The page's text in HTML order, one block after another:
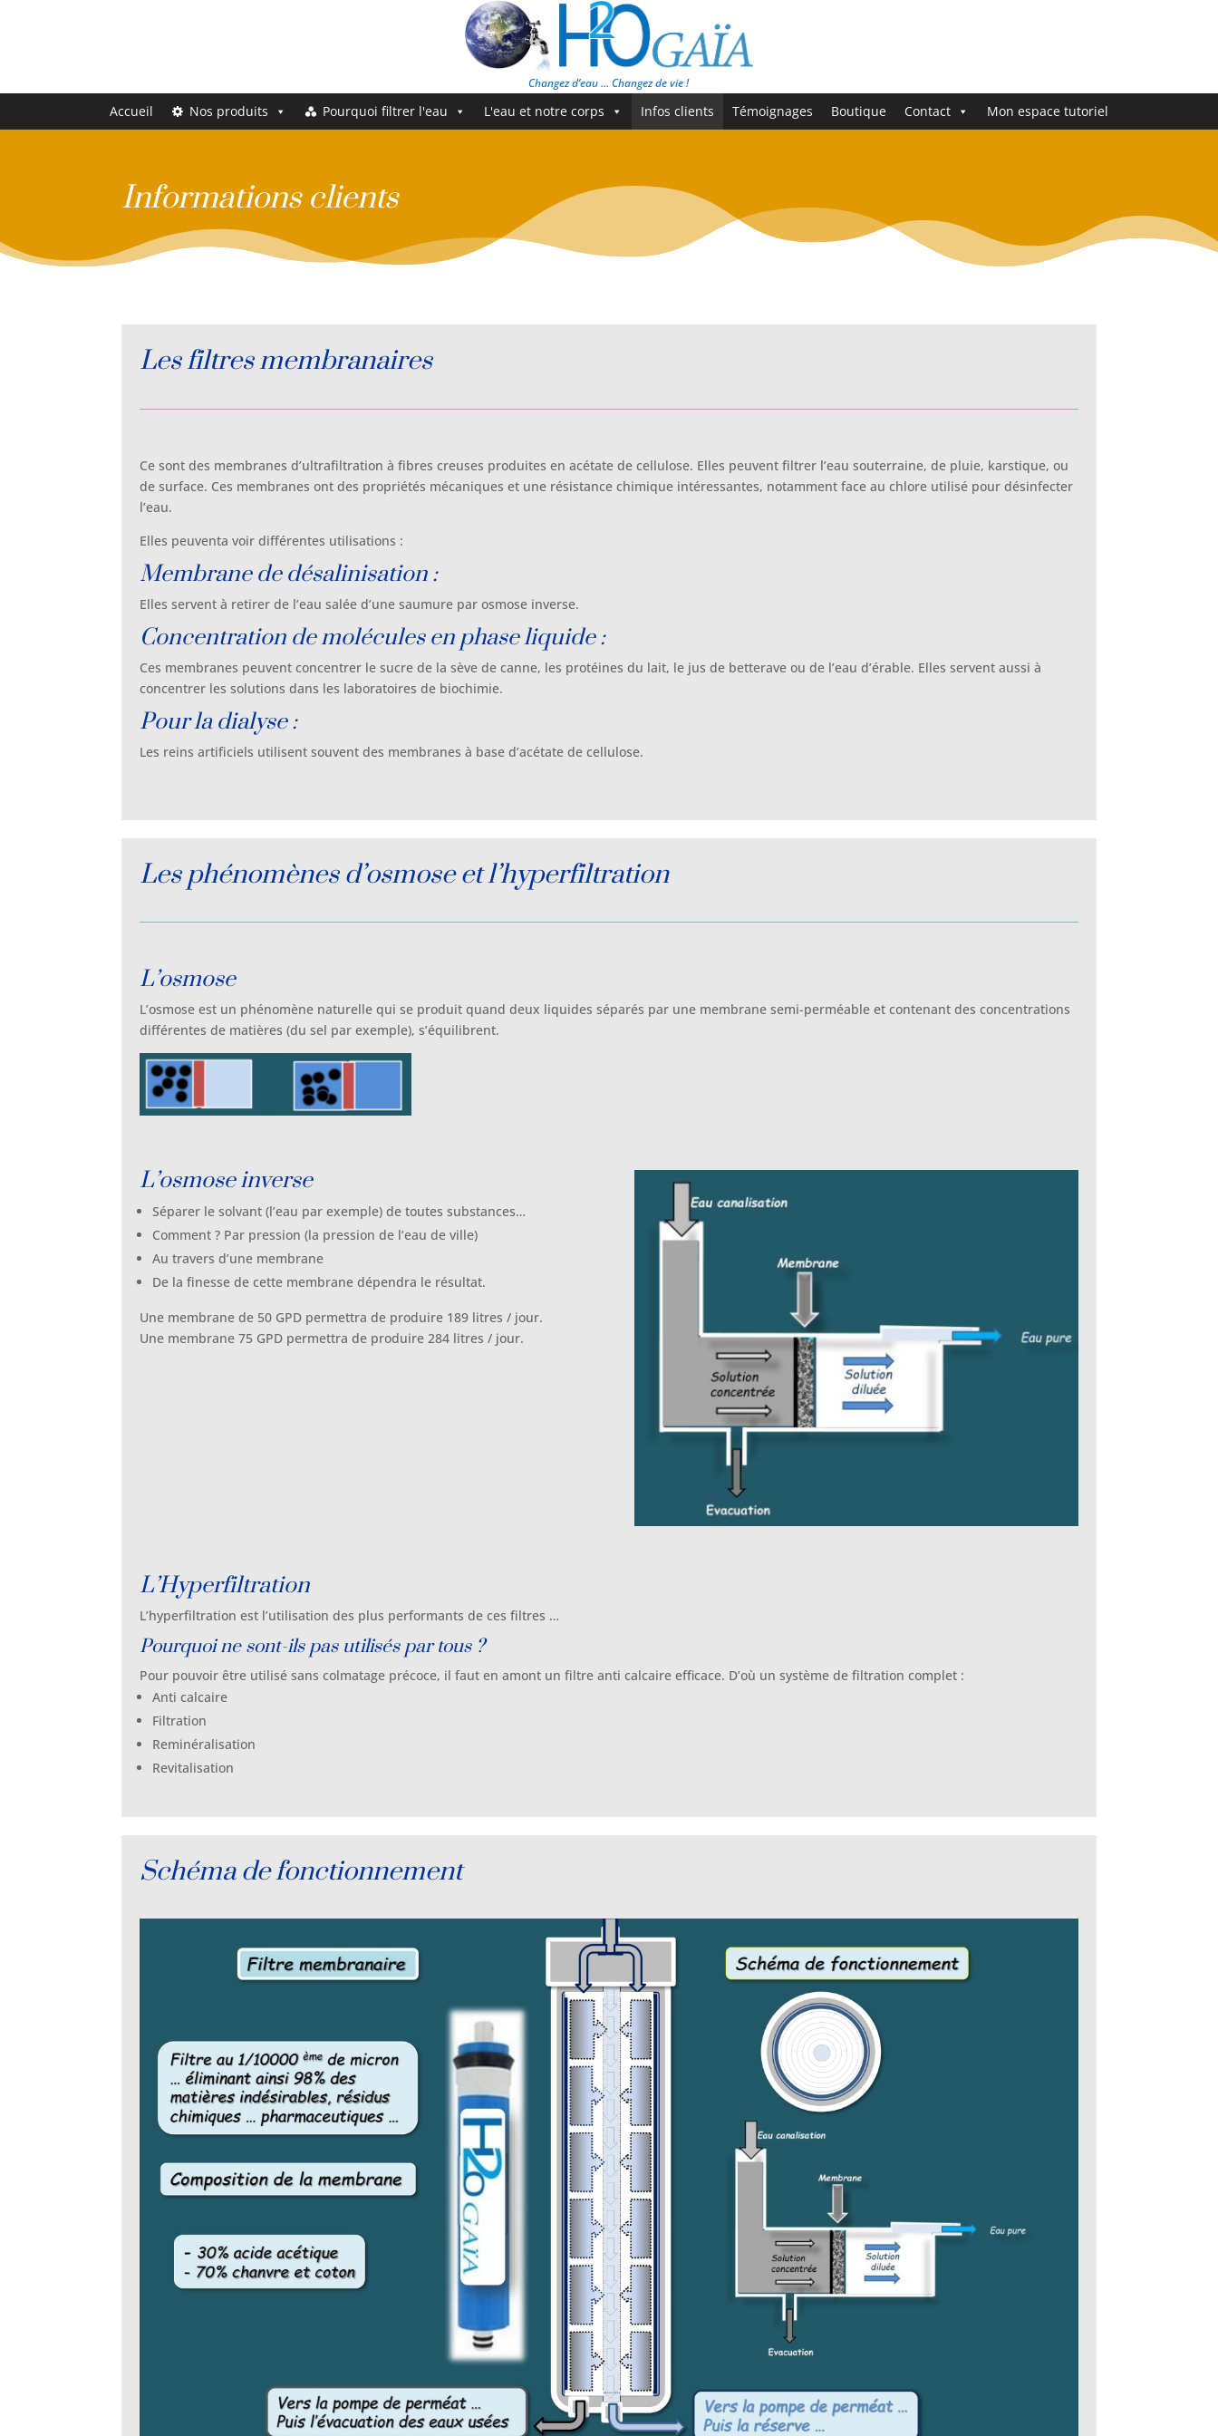
Changez d’eau … Changez de vie !
Accueil Nos produits Pourquoi filtrer l'eau L'eau et notre corps Infos clients Témoignages Boutique Contact Mon espace tutoriel
Informations clients
Les filtres membranaires
Ce sont des membranes d’ultrafiltration à fibres creuses produites en acétate de cellulose. Elles peuvent filtrer l’eau souterraine, de pluie, karstique, ou
de surface. Ces membranes ont des propriétés mécaniques et une résistance chimique intéressantes, notamment face au chlore utilisé pour désinfecter
l’eau.
Elles peuventa voir différentes utilisations :
Membrane de désalinisation :
Elles servent à retirer de l’eau salée d’une saumure par osmose inverse.
Concentration de molécules en phase liquide :
Ces membranes peuvent concentrer le sucre de la sève de canne, les protéines du lait, le jus de betterave ou de l’eau d’érable. Elles servent aussi à
concentrer les solutions dans les laboratoires de biochimie.
Pour la dialyse :
Les reins artificiels utilisent souvent des membranes à base d’acétate de cellulose.
Les phénomènes d’osmose et l’hyperfiltration
L’osmose
L’osmose est un phénomène naturelle qui se produit quand deux liquides séparés par une membrane semi-perméable et contenant des concentrations
différentes de matières (du sel par exemple), s’équilibrent.
L’osmose inverse
Séparer le solvant (l’eau par exemple) de toutes substances…
Comment ? Par pression (la pression de l’eau de ville)
Au travers d’une membrane
De la finesse de cette membrane dépendra le résultat.
Une membrane de 50 GPD permettra de produire 189 litres / jour.
Une membrane 75 GPD permettra de produire 284 litres / jour.
L’Hyperfiltration
L’hyperfiltration est l’utilisation des plus performants de ces filtres …
Pourquoi ne sont-ils pas utilisés par tous ?
Pour pouvoir être utilisé sans colmatage précoce, il faut en amont un filtre anti calcaire efficace. D’où un système de filtration complet :
Anti calcaire
Filtration
Reminéralisation
Revitalisation
Schéma de fonctionnement